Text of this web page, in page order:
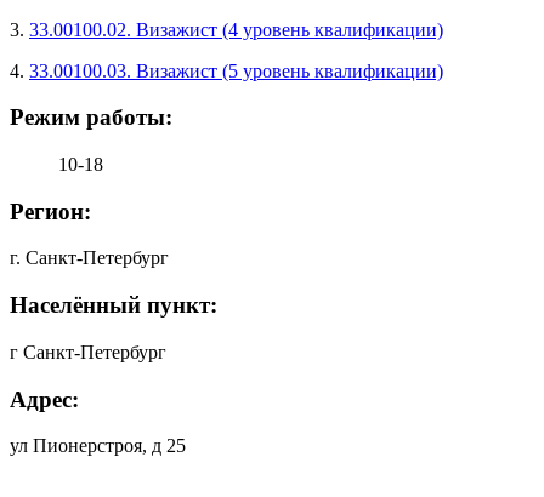
3. 33.00100.02. Визажист (4 уровень квалификации)
4. 33.00100.03. Визажист (5 уровень квалификации)
Режим работы:
10-18
Регион:
г. Санкт-Петербург
Населённый пункт:
г Санкт-Петербург
Адрес:
ул Пионерстроя, д 25